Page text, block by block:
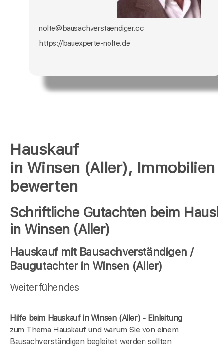
Hauskauf
in Winsen (Aller), Immobilien
bewerten
Schriftliche Gutachten beim
in Winsen (Aller)
Hauskauf mit Bausachverständigen /
Baugutachter in Winsen (Aller)
Weiterfühendes
Hilfe beim Hauskauf in Winsen (Aller) - Einleitung
zum Thema Hauskauf und warum Sie von einem
Bausachverständigen begleitet werden sollten
nolte@bausachverstaendiger.cc
https://bauexperte-nolte.de